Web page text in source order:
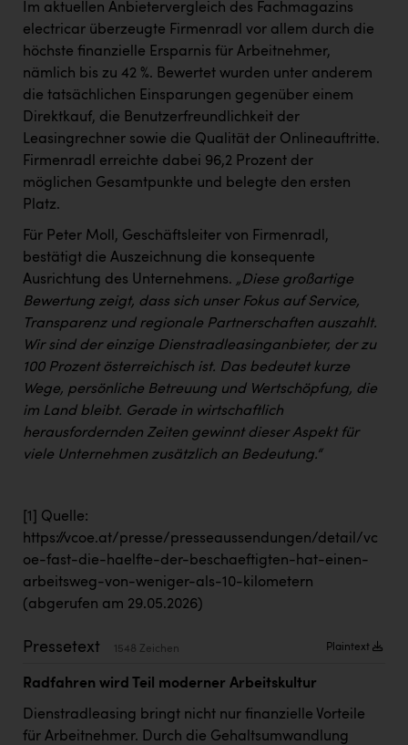
VERITAS
Vier Diamanten
Wir besiegen Krebs
Wirtschaftskammer OÖ
ZGONC
z.l.ö.
Österreichisches Hebammengremium
Wirtschaftskammer OÖ Energiehandel
Dopgas
kunden basics
kontakt
Im aktuellen Anbietervergleich des Fachmagazins
electricar überzeugte Firmenradl vor allem durch die
höchste finanzielle Ersparnis für Arbeitnehmer,
nämlich bis zu 42 %. Bewertet wurden unter anderem
die tatsächlichen Einsparungen gegenüber einem
Direktkauf, die Benutzerfreundlichkeit der
Leasingrechner sowie die Qualität der Onlineauftritte.
Firmenradl erreichte dabei 96,2 Prozent der
möglichen Gesamtpunkte und belegte den ersten
Platz.
Für Peter Moll, Geschäftsleiter von Firmenradl,
bestätigt die Auszeichnung die konsequente
Ausrichtung des Unternehmens. „Diese großartige
Bewertung zeigt, dass sich unser Fokus auf Service,
Transparenz und regionale Partnerschaften auszahlt.
Wir sind der einzige Dienstradleasinganbieter, der zu
100 Prozent österreichisch ist. Das bedeutet kurze
Wege, persönliche Betreuung und Wertschöpfung, die
im Land bleibt. Gerade in wirtschaftlich
herausfordernden Zeiten gewinnt dieser Aspekt für
viele Unternehmen zusätzlich an Bedeutung.“
[1]
Quelle:
https://vcoe.at/presse/presseaussendungen/detail/vc
oe-fast-die-haelfte-der-beschaeftigten-hat-einen-
arbeitsweg-von-weniger-als-10-kilometern
(abgerufen am 29.05.2026)
Pressetext 1548 Zeichen Plaintext
Radfahren wird Teil moderner Arbeitskultur
Dienstradleasing bringt nicht nur finanzielle Vorteile
für Arbeitnehmer. Durch die Gehaltsumwandlung